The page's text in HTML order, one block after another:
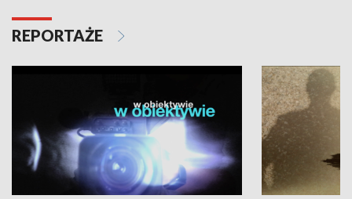
REPORTAŻE